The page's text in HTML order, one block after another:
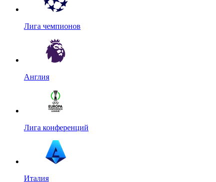
Лига чемпионов
Англия
Лига конференций
Италия